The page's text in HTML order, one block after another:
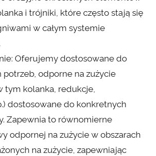
i trójniki, które często stają się
w całym systemie
Oferujemy dostosowane do
odporne na zużycie
tym kolanka, redukcje,
dostosowane do konkretnych
Zapewnia to równomierne
odpornej na zużycie w obszarach
na zużycie, zapewniając